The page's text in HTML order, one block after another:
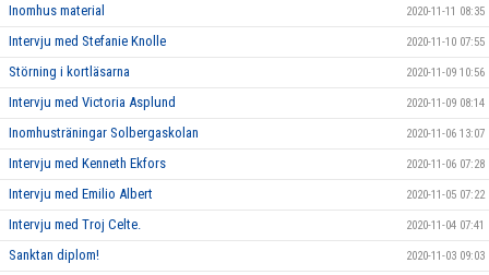
Inomhus material 2020-11-11 08:35
Intervju med Stefanie Knolle 2020-11-10 07:55
Störning i kortläsarna 2020-11-09 10:56
Intervju med Victoria Asplund 2020-11-09 08:14
Inomhusträningar Solbergaskolan 2020-11-06 13:07
Intervju med Kenneth Ekfors 2020-11-06 07:28
Intervju med Emilio Albert 2020-11-05 07:22
Intervju med Troj Celte. 2020-11-04 07:41
Sanktan diplom! 2020-11-03 09:03